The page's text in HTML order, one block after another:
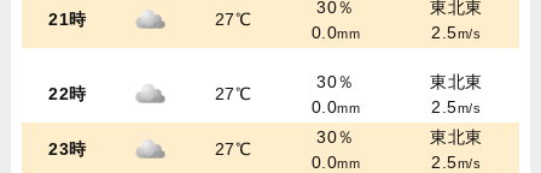
21時 27℃
30％
0.0mm
東北東
2.5m/s
22時 27℃
30％
0.0mm
東北東
2.5m/s
23時 27℃
30％
0.0mm
東北東
2.5m/s